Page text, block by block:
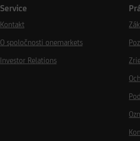
Service
Kontakt
O spoločnosti onemarkets
Investor Relations